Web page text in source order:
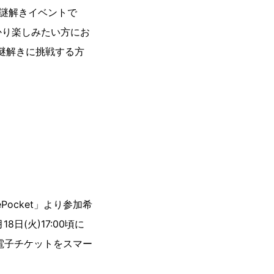
解きイベントで
楽しみたい方にお
解きに挑戦する方
」より参加希
日(火)17:00頃に
チケットをスマー